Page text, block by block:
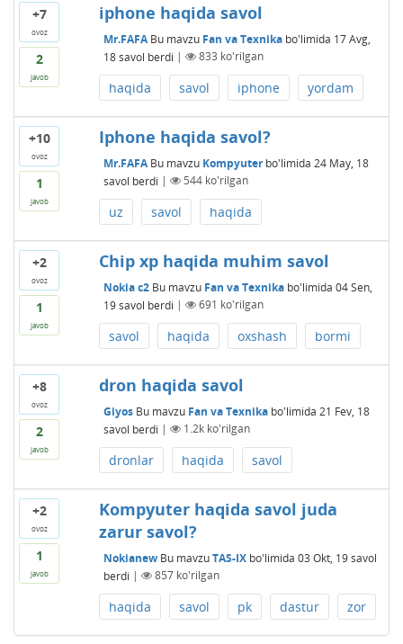
+7
ovoz
2
javob
iphone haqida savol
Mr.FAFA Bu mavzu Fan va Texnikabo'limida 17 Avg,
18 savol berdi | 833 ko'rilgan
haqida savol iphone yordam
+10
ovoz
1
javob
Iphone haqida savol?
Mr.FAFA Bu mavzu Kompyuterbo'limida 24 May, 18
savol berdi | 544ko'rilgan
uz savol haqida
+2
ovoz
1
javob
Chip xp haqida muhim savol
Nokia c2 Bu mavzu Fan va Texnikabo'limida 04 Sen,
19 savol berdi | 691 ko'rilgan
savol haqida oxshash bormi
+8
ovoz
2
javob
dron haqida savol
Giyos Bu mavzu Fan va Texnikabo'limida 21 Fev, 18
savol berdi | 1.2kko'rilgan
dronlar haqida savol
+2
ovoz
1
javob
Kompyuter haqida savol juda
zarur savol?
Nokianew Bu mavzuTAS-IXbo'limida 03 Okt, 19 savol
berdi | 857ko'rilgan
haqida savol pk dastur zor